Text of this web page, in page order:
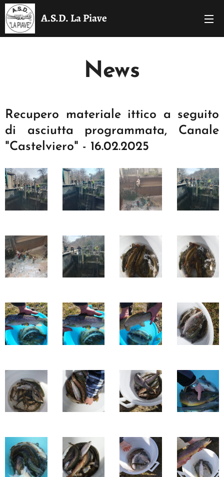
A.S.D. La Piave
News
Recupero materiale ittico a seguito
di asciutta programmata, Canale
"Castelviero" - 16.02.2025